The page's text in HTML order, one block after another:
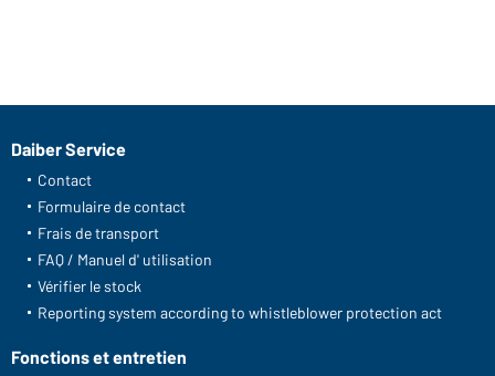
Daiber Service
Contact
Formulaire de contact
Frais de transport
FAQ / Manuel d' utilisation
Vérifier le stock
Reporting system according to whistleblower protection act
Fonctions et entretien